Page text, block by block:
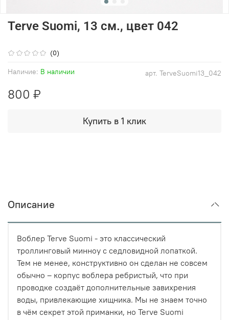
(0)
арт. TerveSuomi13_042
Наличие: В наличии
Terve Suomi, 13 см., цвет 042
800 ₽
Купить в 1 клик
Описание
Воблер Terve Suomi - это классический
троллинговый минноу с седловидной лопаткой.
Тем не менее, конструктивно он сделан не совсем
обычно – корпус воблера ребристый, что при
проводке создаёт дополнительные завихрения
воды, привлекающие хищника. Мы не знаем точно
в чём секрет этой приманки, но Terve Suomi